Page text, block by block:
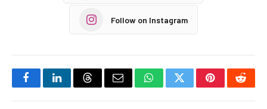
Follow on Instagram
FacebookLinkedInThreadsEmail WhatsAppTwitterPinterest